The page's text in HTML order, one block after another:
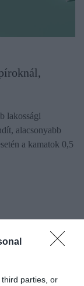
parties, or
lakossági
alacsonyabb
a kamatok 0,5